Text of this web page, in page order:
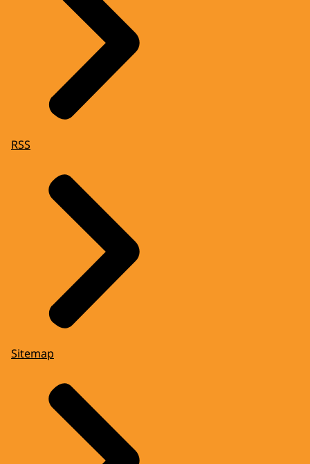
RSS
Sitemap